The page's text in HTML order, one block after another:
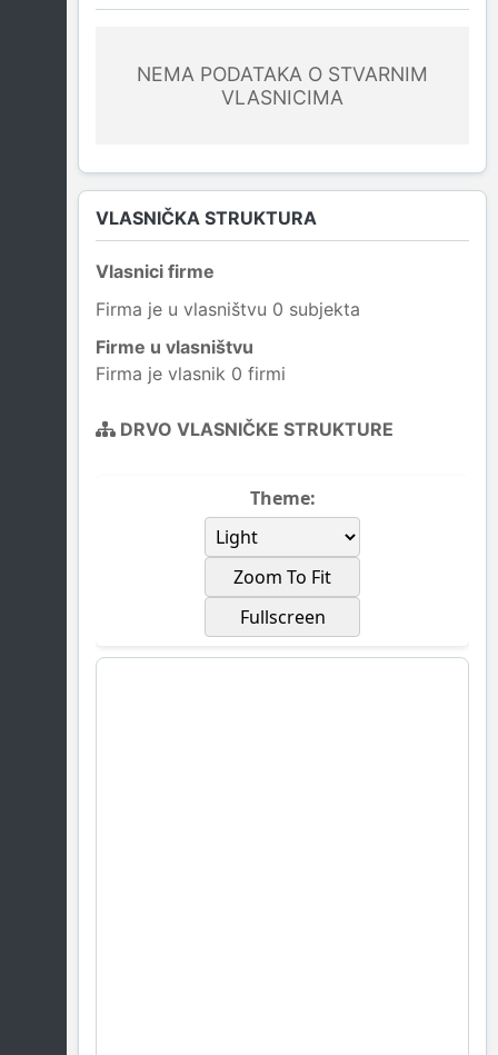
NEMA PODATAKA O STVARNIM
VLASNICIMA
VLASNIČKA STRUKTURA
Vlasnici firme
Firma je u vlasništvu 0 subjekta
Firme u vlasništvu
Firma je vlasnik 0 firmi
DRVO VLASNIČKE STRUKTURE
Theme:
Zoom To Fit
Fullscreen